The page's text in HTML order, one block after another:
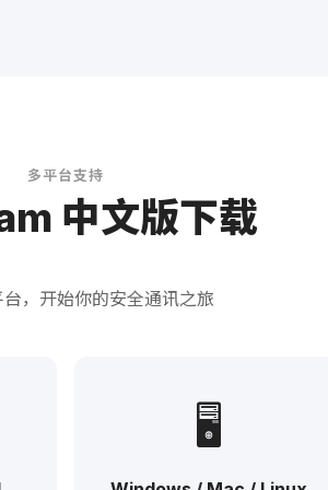
多平台支持
中文版下载
，开始你的安全通讯之旅
🖥